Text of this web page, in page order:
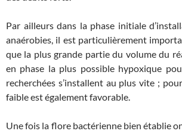
Par ailleurs dans la phase initiale
anaérobies, il est particulièrement
que la plus grande partie du volume du
en phase la plus possible hypoxique
recherchées s’installent au plus vite ;
faible est également favorable.
Une fois la flore bactérienne bien établie